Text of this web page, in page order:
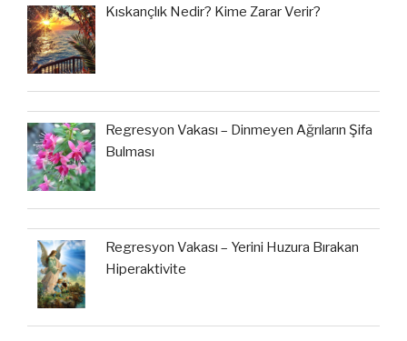
Kıskançlık Nedir? Kime Zarar Verir?
Regresyon Vakası – Dinmeyen Ağrıların Şifa
Bulması
Regresyon Vakası – Yerini Huzura Bırakan
Hiperaktivite